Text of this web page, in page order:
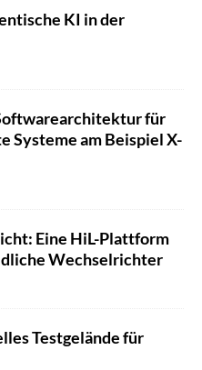
KI in der
für
Systeme am Beispiel X-
Eine HiL-Plattform
Wechselrichter
Testgelände für